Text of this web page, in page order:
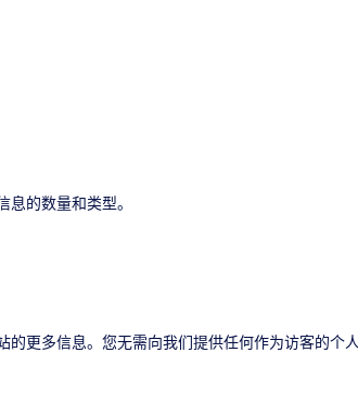
的数量和类型。
更多信息。您无需向我们提供任何作为访客的个